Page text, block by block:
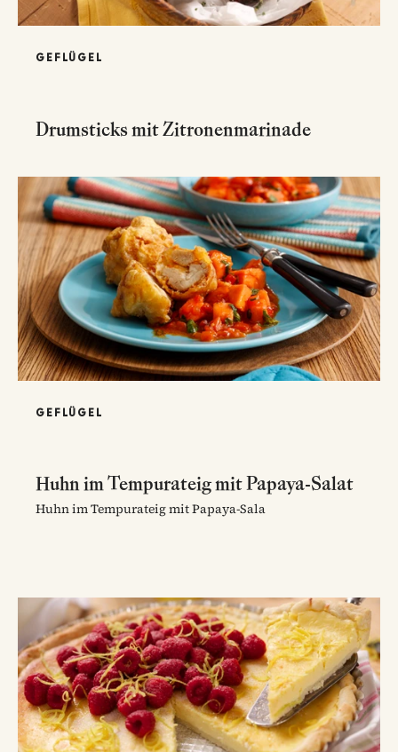
GEFLÜGEL
Drumsticks mit Zitronenmarinade
GEFLÜGEL
Huhn im Tempurateig mit Papaya-Salat
Huhn im Tempurateig mit Papaya-Sala